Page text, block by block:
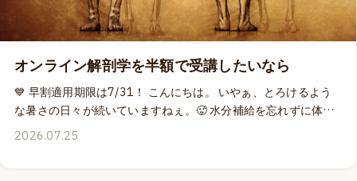
23:59まで3日間延長させていただくことにいたしました。
15&16日のライブ配信時に参加できなくても、配信後に編集を
終えて提供されるアーカイブビデオに30日間、何度でもアクセ
スできますから、安心してお申し込みいただけます。 🦴 今回の
アがどのような新しい観点からの解剖を見せてくれるのか？私
自身、期待にワクワクしつつ、そろそろ通訳としての準備を始
めなければならないぞ、と気合を入れ始めております。 💻 オン
オンライン解剖学を半額で受講したいなら
💙 早割適用期限は7/31！ こんにちは。 いやぁ、とろけるよう
な暑さの日々が続いていますねぇ。🥵 水分補給を忘れずに体調
管理をしっかりしなきゃぁ！という今の時期に、もう一つ忘れ
2026.07.25